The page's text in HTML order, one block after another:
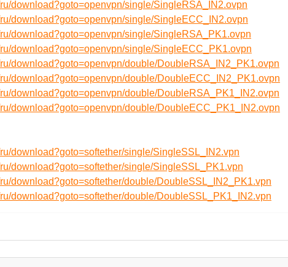
download?goto=openvpn/single/SingleRSA_IN2.ovpn
download?goto=openvpn/single/SingleECC_IN2.ovpn
download?goto=openvpn/single/SingleRSA_PK1.ovpn
download?goto=openvpn/single/SingleECC_PK1.ovpn
download?goto=openvpn/double/DoubleRSA_IN2_PK1.ovpn
download?goto=openvpn/double/DoubleECC_IN2_PK1.ovpn
download?goto=openvpn/double/DoubleRSA_PK1_IN2.ovpn
download?goto=openvpn/double/DoubleECC_PK1_IN2.ovpn
download?goto=softether/single/SingleSSL_IN2.vpn
download?goto=softether/single/SingleSSL_PK1.vpn
download?goto=softether/double/DoubleSSL_IN2_PK1.vpn
download?goto=softether/double/DoubleSSL_PK1_IN2.vpn